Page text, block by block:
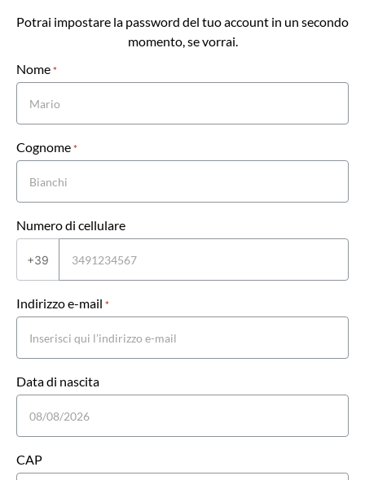
Potrai impostare la password del tuo account in un secondo
momento, se vorrai.
Event
Nome *
Cognome *
Numero di cellulare
+39
Indirizzo e-mail *
Data di nascita
CAP